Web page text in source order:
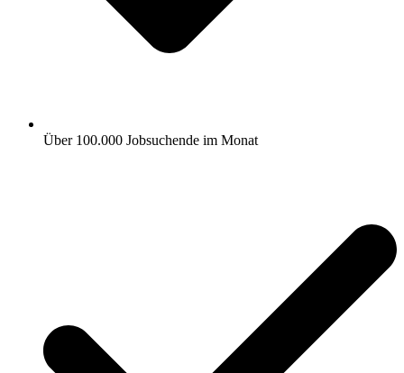
Über 100.000 Jobsuchende im Monat